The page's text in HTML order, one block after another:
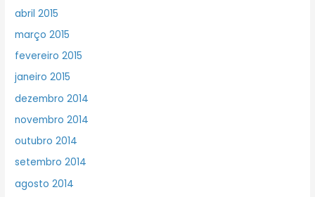
abril 2015
março 2015
fevereiro 2015
janeiro 2015
dezembro 2014
novembro 2014
outubro 2014
setembro 2014
agosto 2014